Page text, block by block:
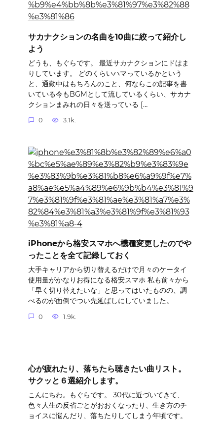
サカナクションの名曲を10曲に絞って紹介し
よう
どうも、もぐらです。 最近サカナクションにドはま
りしています。 どのくらいハマっているかという
と、通勤中はもちろんのこと、何ならこの記事を書
いている今もBGMとして流しているくらい、サカナ
クションまみれの日々を送っている […
0 3.1k.
iPhoneから格安スマホへ機種変更したのでや
ったことを全て記録しておく
大手キャリアから切り替えるだけで月々のケータイ
使用量がかなりお得になる格安スマホ 私も前々から
「早く切り替えたいな」と思ってはいたものの、調
べるのが面倒でつい先延ばしにしていました。
0 1.9k.
心が疲れたり、落ちたら聴きたい曲リスト。
サクッと６選紹介します。
こんにちわ。もぐらです。 30代に近づいてきて、
色々人生の反省ごとがおおくなったり、生き方のチ
ョイスに悩んだり、落ちたりしてしまう年頃です。